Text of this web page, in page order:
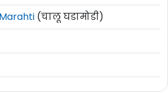
(चालू घडामोडी)